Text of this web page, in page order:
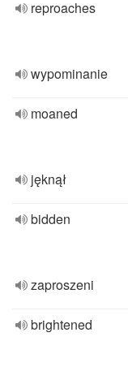
reproaches
wypominanie
moaned
jęknął
bidden
zaproszeni
brightened